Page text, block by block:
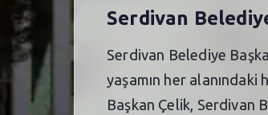
Serdivan
Serdivan Belediye
yaşamın her
Başkan Çelik, Serdivan